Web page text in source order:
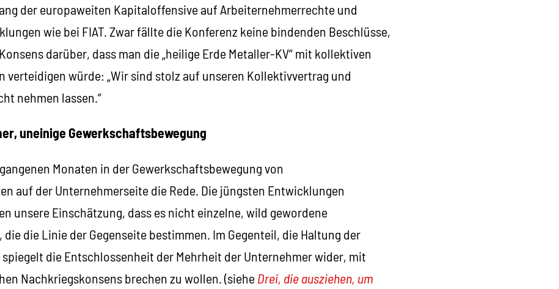
der europaweiten Kapitaloffensive auf Arbeiternehmerrechte und
wie bei FIAT. Zwar fällte die Konferenz keine bindenden Beschlüsse,
darüber, dass man die „heilige Erde Metaller-KV“ mit kollektiven
verteidigen würde: „Wir sind stolz auf unseren Kollektivvertrag und
nehmen lassen.“
uneinige Gewerkschaftsbewegung
Monaten in der Gewerkschaftsbewegung von
auf der Unternehmerseite die Rede. Die jüngsten Entwicklungen
unsere Einschätzung, dass es nicht einzelne, wild gewordene
die Linie der Gegenseite bestimmen. Im Gegenteil, die Haltung der
die Entschlossenheit der Mehrheit der Unternehmer wider, mit
Nachkriegskonsens brechen zu wollen. (sieheDrei, die ausziehen, um